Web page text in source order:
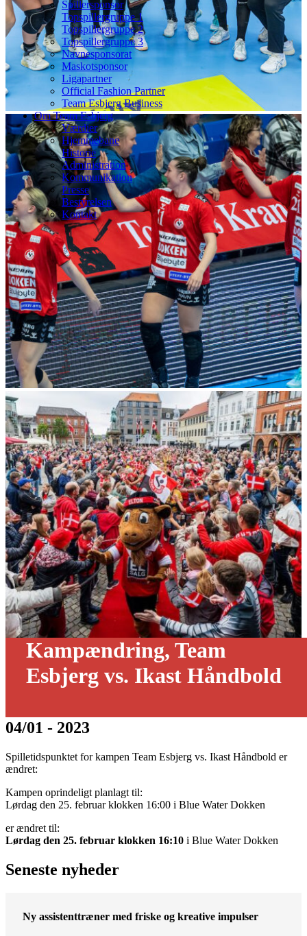
Spillersponsor
Topspillergruppe 1
Topspillergruppe 2
Topspillergruppe 3
Navnesponsorat
Maskotsponsor
Ligapartner
Official Fashion Partner
Team Esbjerg Business
Om Team Esbjerg
Værdier
Hjemmebane
Historie
Administration
Kommunikation
Presse
Bestyrelsen
Kontakt
Kampændring, Team
Esbjerg vs. Ikast Håndbold
04/01 - 2023
Spilletidspunktet for kampen Team Esbjerg vs. Ikast Håndbold er
ændret:
Kampen oprindeligt planlagt til:
Lørdag den 25. februar klokken 16:00 i Blue Water Dokken
er ændret til:
Lørdag den 25. februar klokken 16:10 i Blue Water Dokken
Seneste nyheder
Ny assistenttræner med friske og kreative impulser